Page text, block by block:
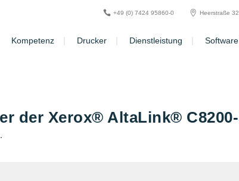
+49 (0) 7424 95860-0 Heerstraße
Kompetenz Drucker Dienstleistung
der Xerox® AltaLink® C8200-